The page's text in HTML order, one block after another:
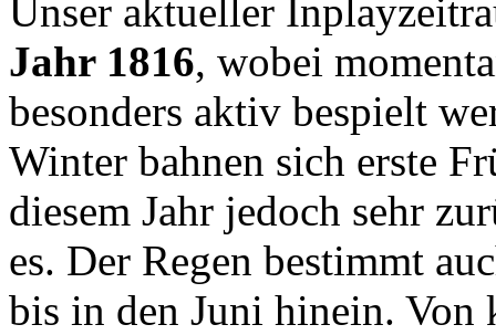
Unser aktueller
Jahr 1816, wobei
besonders aktiv bespielt
Winter bahnen sich erste
diesem Jahr jedoch sehr
es. Der Regen bestimmt
bis in den Juni hinein. Von